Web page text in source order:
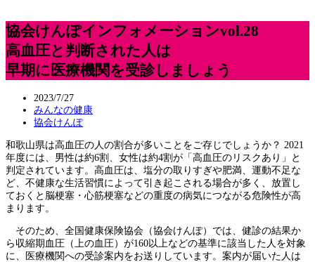
協会けんぽインフォメーションvol.28
高血圧と判断された人は
早期に医療機関を受診しましょう
2023/7/27
みんなの健康
協会けんぽ
和歌山県は高血圧の人の割合が多いことをご存じでしょうか？ 2021
年度には、男性は約6割、女性は約4割が「高血圧のリスクあり」と
判定されています。高血圧は、塩分の取りすぎや肥満、運動不足な
ど、不健康な生活習慣によって引き起こされる場合が多く、放置し
ておくと脳梗塞・心筋梗塞などの重度の病気につながる危険性が高
まります。
そのため、全国健康保険協会（協会けんぽ）では、健診の結果か
ら収縮期血圧（上の血圧）が160以上などの基準に該当した人を対象
に、医療機関への受診案内をお送りしています。案内が届いた人は